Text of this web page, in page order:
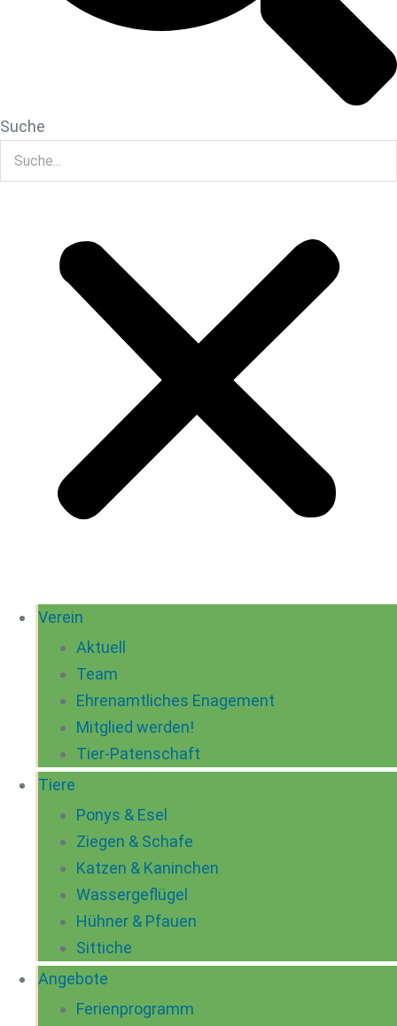
Suche
Verein
Aktuell
Team
Ehrenamtliches Enagement
Mitglied werden!
Tier-Patenschaft
Tiere
Ponys & Esel
Ziegen & Schafe
Katzen & Kaninchen
Wassergeflügel
Hühner & Pfauen
Sittiche
Angebote
Ferienprogramm